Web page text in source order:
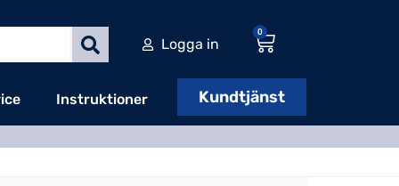
Logga in
0
Instruktioner Kundtjänst